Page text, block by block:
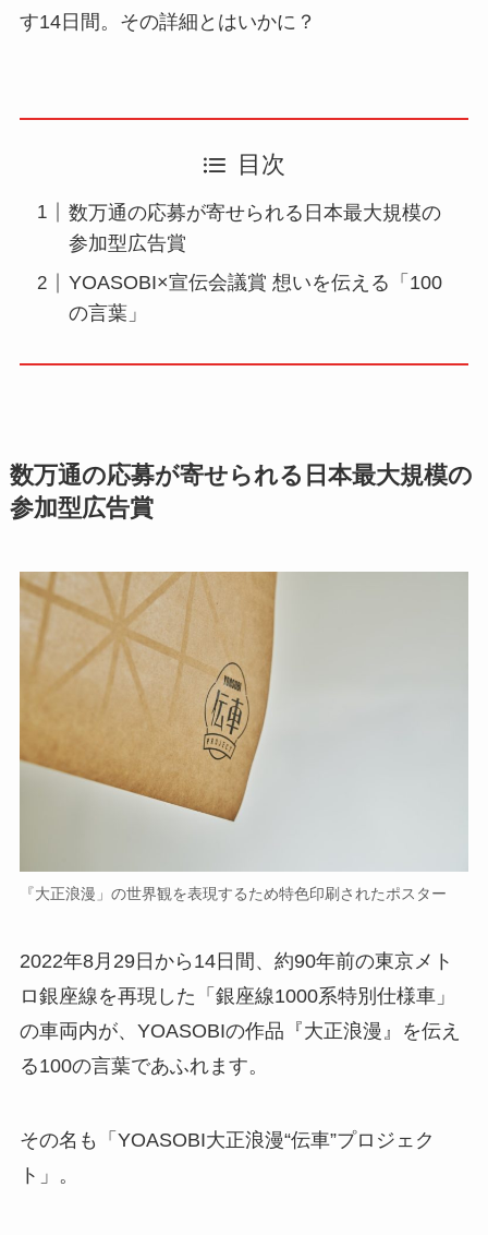
す14日間。その詳細とはいかに？
目次
数万通の応募が寄せられる日本最大規模の
参加型広告賞
YOASOBI×宣伝会議賞 想いを伝える「100
の言葉」
数万通の応募が寄せられる日本最大規模の
参加型広告賞
『大正浪漫」の世界観を表現するため特色印刷されたポスター
2022年8月29日から14日間、約90年前の東京メト
ロ銀座線を再現した「銀座線1000系特別仕様車」
の車両内が、YOASOBIの作品『大正浪漫』を伝え
る100の言葉であふれます。
その名も「YOASOBI大正浪漫“伝車”プロジェク
ト」。